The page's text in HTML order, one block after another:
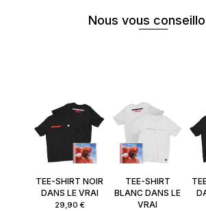
Nous vous
TEE-SHIRT NOIR
DANS LE VRAI
29,90 €
TEE-SHIRT
BLANC DANS LE
VRAI